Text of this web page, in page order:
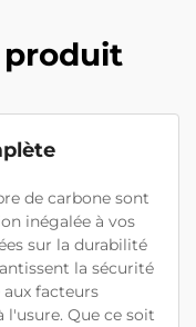
produit
de carbone sont
inégalée à vos
sur la durabilité
la sécurité
facteurs
l'usure. Que ce soit